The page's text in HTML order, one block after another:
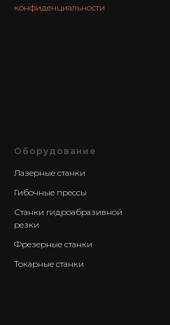
конфиденциальности
Оборудование
Лазерные станки
Гибочные прессы
Станки гидроабразивной
резки
Фрезерные станки
Токарные станки